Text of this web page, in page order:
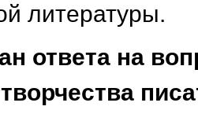
литературы.
ответа на
творчества